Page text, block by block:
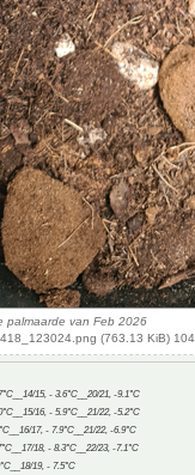
palmaarde van Feb 2026
(763.13 KiB)
15, - 3.6°C__20/21, -9.1°C
16, - 5.9°C__21/22, -5.2°C
17, - 7.9°C__21/22, -6.9°C
18, - 8.3°C__22/23, -7.1°C
19, - 7.5°C